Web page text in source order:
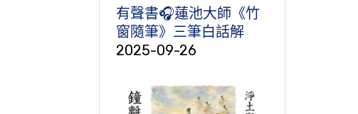
有聲書🎧蓮池大師《竹
窗隨筆》三筆白話解
2025-09-26